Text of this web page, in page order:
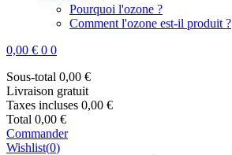
Pourquoi l'ozone ?
Comment l'ozone est-il produit ?
0,00 € 0 0
Sous-total 0,00 €
Livraison gratuit
Taxes incluses 0,00 €
Total 0,00 €
Commander
Wishlist(0)